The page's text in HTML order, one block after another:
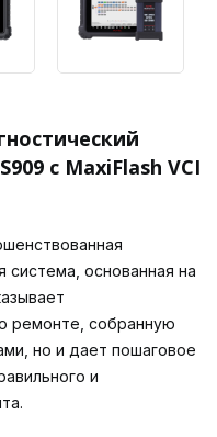
с MaxiFlash VCI
система, основанная на
ремонте, собранную
но и дает пошаговое
и